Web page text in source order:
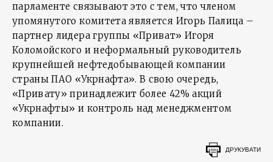
парламенте связывают это с тем, что членом
упомянутого комитета является Игорь Палица –
партнер лидера группы «Приват» Игоря
Коломойского и неформальный руководитель
крупнейшей нефтедобывающей компании
страны ПАО «Укрнафта». В свою очередь,
«Привату» принадлежит более 42% акций
«Укрнафты» и контроль над менеджментом
компании.
ДРУКУВАТИ